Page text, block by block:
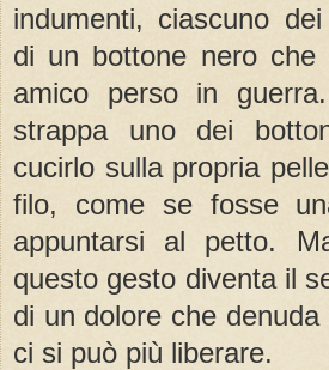
indumenti, ciascuno
di un bottone nero che
amico perso in
strappa uno dei
cucirlo sulla propria
filo, come se fosse
appuntarsi al petto.
questo gesto diventa il
di un dolore che
ci si può più liberare.